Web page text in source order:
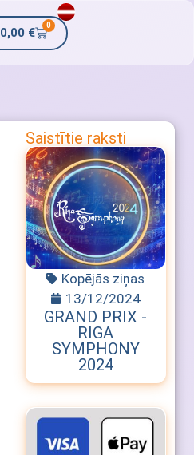
0,00 €
0
Saistītie raksti
Kopējās ziņas
13/12/2024
GRAND PRIX -
RIGA
SYMPHONY
2024